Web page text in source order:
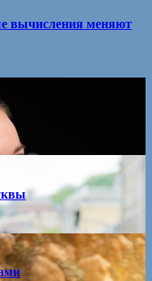
вычисления меняют